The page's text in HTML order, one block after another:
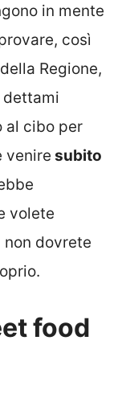
in mente
così
Regione,
dettami
al cibo per
venire subito
volete
non dovrete
food